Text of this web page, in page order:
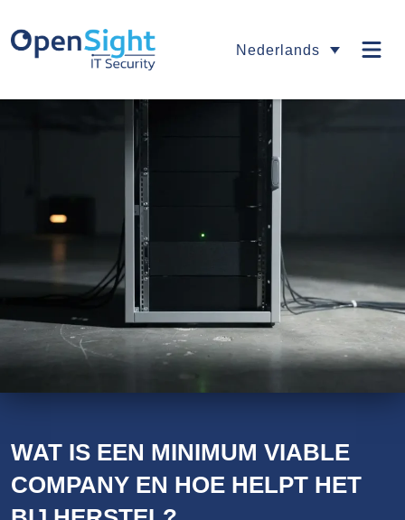
Nederlands
WAT IS EEN MINIMUM VIABLE
COMPANY EN HOE HELPT HET